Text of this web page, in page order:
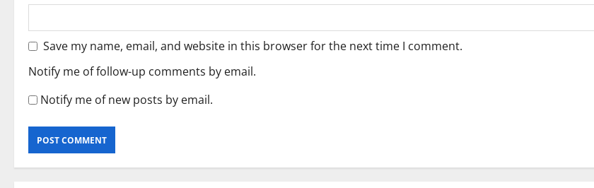
Save my name, email, and website in this browser for the next time I comment.
Notify me of follow-up comments by email.
Notify me of new posts by email.